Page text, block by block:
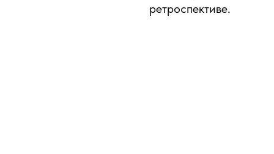
ретроспективе.